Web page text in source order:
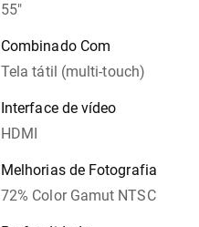
55"
Combinado Com
Tela tátil (multi-touch)
Interface de vídeo
HDMI
Melhorias de Fotografia
72% Color Gamut NTSC